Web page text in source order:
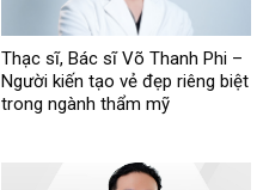
Thạc sĩ, Bác sĩ Võ Thanh Phi –
Người kiến tạo vẻ đẹp riêng biệt
trong ngành thẩm mỹ